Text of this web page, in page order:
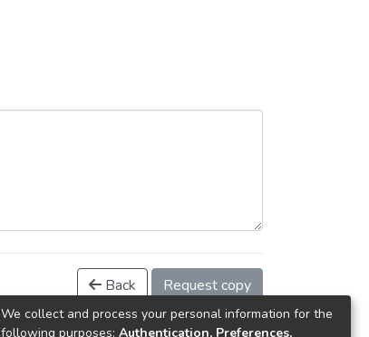
Back Request copy
We collect and process your personal information for the
following purposes: Authentication, Preferences,